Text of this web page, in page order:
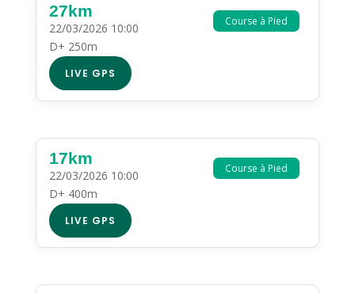
Course à Pied
27km
22/03/2026 10:00
D+ 250m
LIVE GPS
Course à Pied
17km
22/03/2026 10:00
D+ 400m
LIVE GPS